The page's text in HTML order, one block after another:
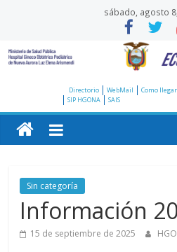
sábado, agosto
Hospital
Gineco
Obstétrico
Directorio WebMail Como llegar
SIP HGONA
SAIS
Sin categoría
Información
15 de septiembre de 2025